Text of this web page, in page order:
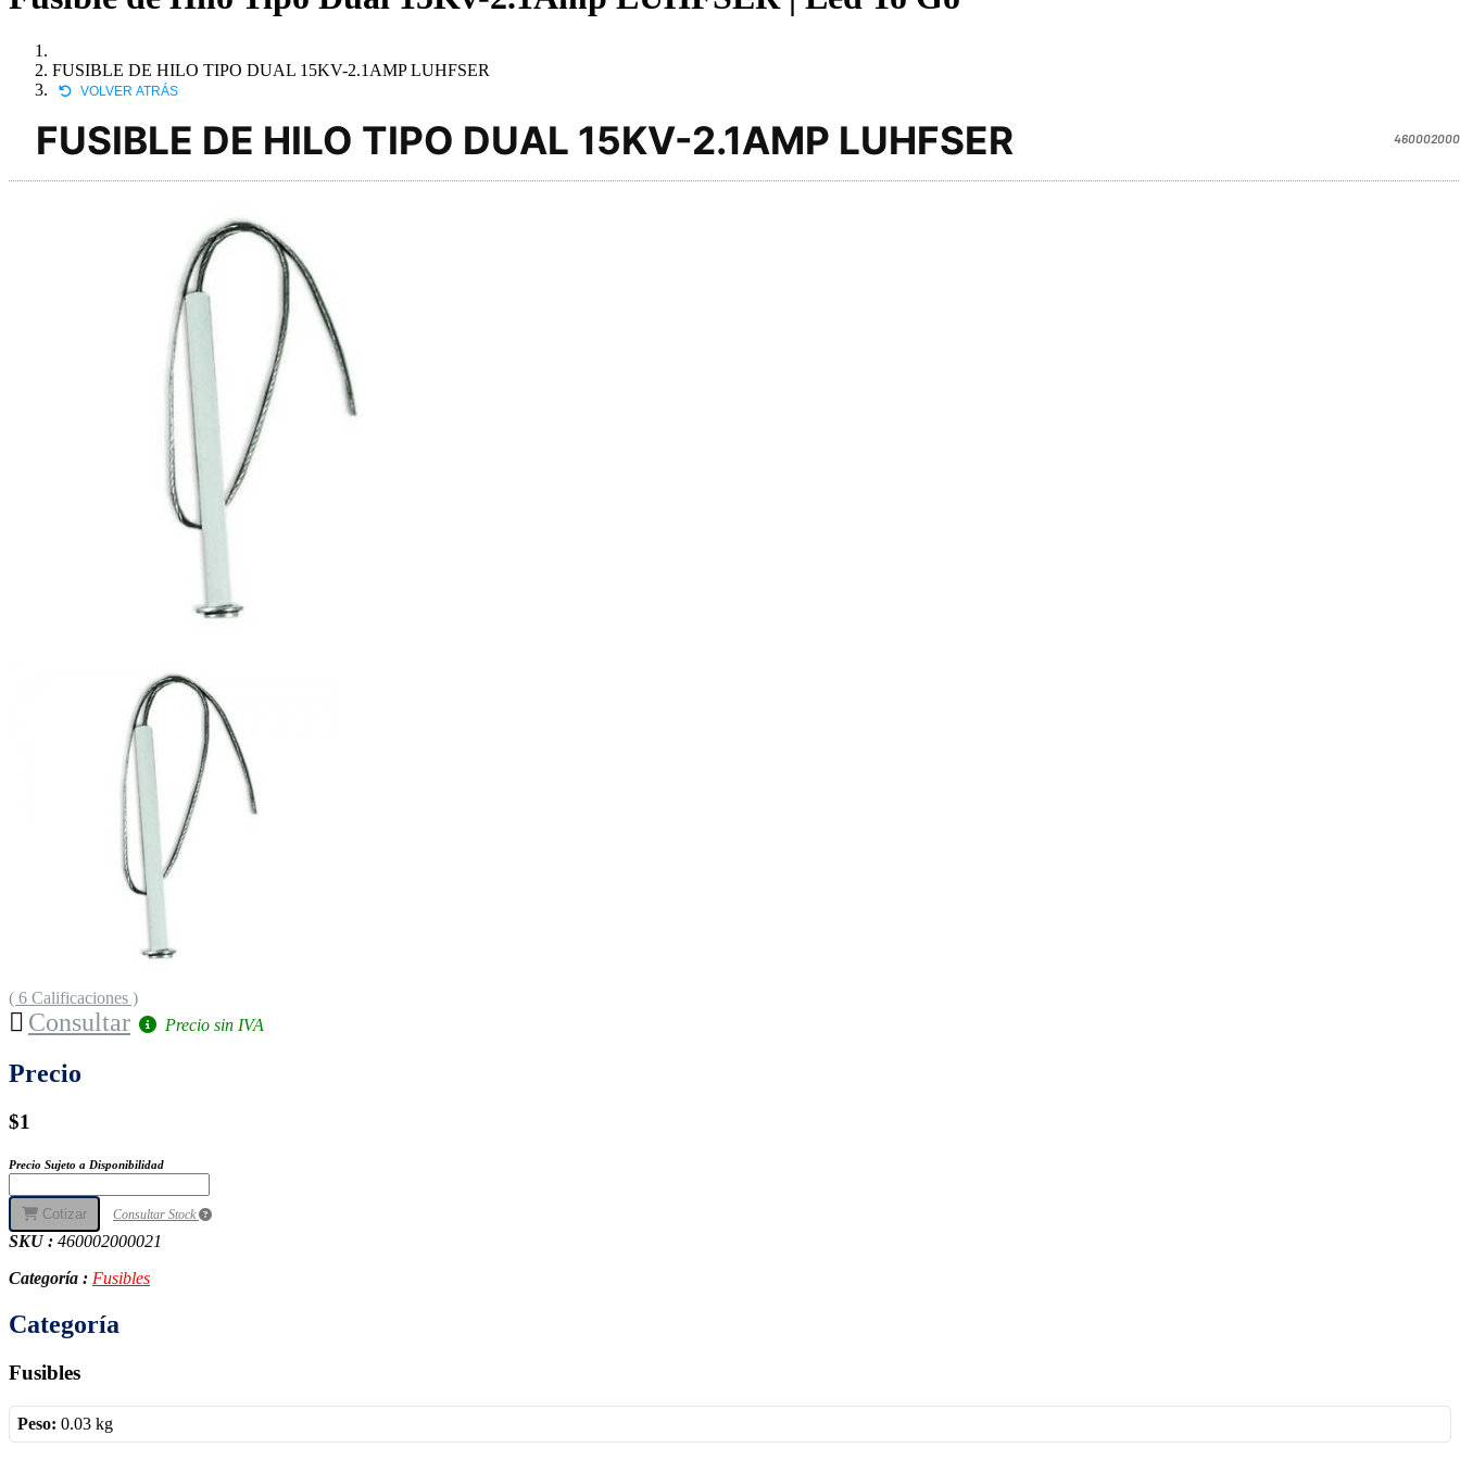
FUSIBLE DE HILO TIPO DUAL 15KV-2.1AMP LUHFSER
VOLVER ATRÁS
FUSIBLE DE HILO TIPO DUAL 15KV-2.1AMP LUHFSER
( 6 Calificaciones )
Consultar Precio sin IVA
Precio
$1
Precio Sujeto a Disponibilidad
Cotizar Consultar Stock
SKU : 460002000021
Categoría : Fusibles
Categoría
Fusibles
Peso: 0.03 kg